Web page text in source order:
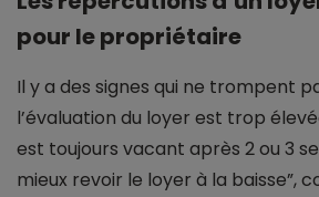
pour le propriétaire
Il y a des signes qui ne trompent
l’évaluation du loyer est trop
est toujours vacant après 2 ou 3
mieux revoir le loyer à la baisse”,